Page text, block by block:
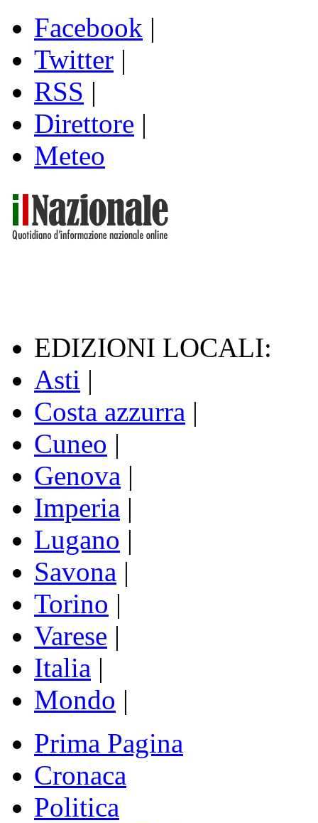
Facebook |
Twitter |
RSS |
Direttore |
Meteo
EDIZIONI LOCALI:
Asti |
Costa azzurra |
Cuneo |
Genova |
Imperia |
Lugano |
Savona |
Torino |
Varese |
Italia |
Mondo |
Prima Pagina
Cronaca
Politica